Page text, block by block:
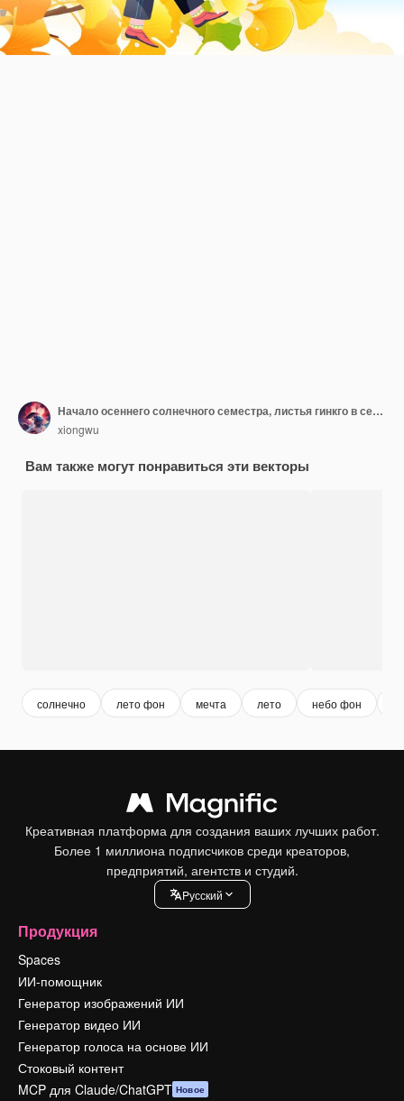
Начало осеннего солнечного семестра, листья гинкго в сезон золотой осени, люди путешествуют осенью
xiongwu
Вам также могут понравиться эти векторы
солнечно лето фон мечта лето небо фон
Креативная платформа для создания ваших лучших работ.
Более 1 миллиона подписчиков среди креаторов,
предприятий, агентств и студий.
Pусский
Продукция
Spaces
ИИ-помощник
Генератор изображений ИИ
Генератор видео ИИ
Генератор голоса на основе ИИ
Стоковый контент
MCP для Claude/ChatGPT Новое